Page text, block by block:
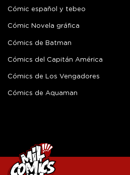
Cómic español y tebeo
Cómic Novela gráfica
Cómics de Batman
Cómics del Capitán América
Cómics de Los Vengadores
Cómics de Aquaman